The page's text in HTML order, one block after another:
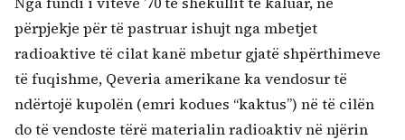
përpjekje për të pastruar ishujt nga mbetjet
radioaktive të cilat kanë mbetur gjatë shpërthimeve
të fuqishme, Qeveria amerikane ka vendosur të
ndërtojë kupolën (emri kodues “kaktus”) në të cilën
do të vendoste tërë materialin radioaktiv në njërin